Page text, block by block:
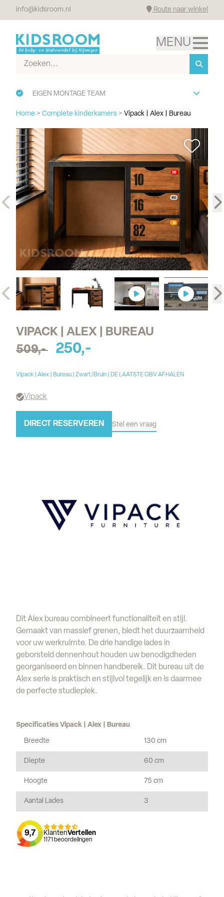
info@kidsroom.nl Route naar winkel
EIGEN MONTAGE TEAM
Home > Complete kinderkamers > Vipack | Alex | Bureau
VIPACK | ALEX | BUREAU
509,-
250,-
Vipack | Alex | Bureau | Zwart/Bruin | DE LAATSTE OBV AFHALEN
Vipack
DIRECT RESERVEREN Stel een vraag
Dit Alex bureau combineert functionaliteit en stijl.
Gemaakt van massief grenen, biedt het duurzaamheid
voor uw werkruimte. De drie handige lades in
geborsteld dennenhout houden uw benodigdheden
georganiseerd en binnen handbereik. Dit bureau uit de
Alex serie is praktisch en stijlvol tegelijk en is daarmee
de perfecte studieplek.
Specificaties Vipack | Alex | Bureau
Breedte 130 cm
Diepte 60 cm
Hoogte 75 cm
Aantal Lades 3
9,7 KlantenVertellen
1171 beoordelingen